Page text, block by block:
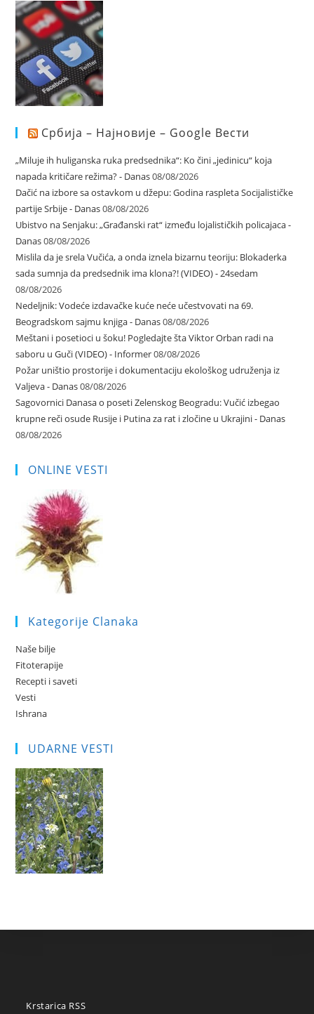
Србија – Најновије – Google Вести
„Miluje ih huliganska ruka predsednika“: Ko čini „jedinicu“ koja
napada kritičare režima? - Danas08/08/2026
Dačić na izbore sa ostavkom u džepu: Godina raspleta Socijalističke
partije Srbije - Danas08/08/2026
Ubistvo na Senjaku: „Građanski rat“ između lojalističkih policajaca -
Danas08/08/2026
Mislila da je srela Vučića, a onda iznela bizarnu teoriju: Blokaderka
sada sumnja da predsednik ima klona?! (VIDEO) - 24sedam
08/08/2026
Nedeljnik: Vodeće izdavačke kuće neće učestvovati na 69.
Beogradskom sajmu knjiga - Danas08/08/2026
Meštani i posetioci u šoku! Pogledajte šta Viktor Orban radi na
saboru u Guči (VIDEO) - Informer08/08/2026
Požar uništio prostorije i dokumentaciju ekološkog udruženja iz
Valjeva - Danas08/08/2026
Sagovornici Danasa o poseti Zelenskog Beogradu: Vučić izbegao
krupne reči osude Rusije i Putina za rat i zločine u Ukrajini - Danas
08/08/2026
ONLINE VESTI
Kategorije Clanaka
Naše bilje
Fitoterapije
Recepti i saveti
Vesti
Ishrana
UDARNE VESTI
Krstarica RSS